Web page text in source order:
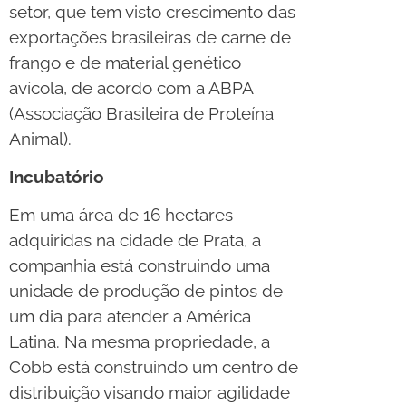
setor, que tem visto crescimento das
exportações brasileiras de carne de
frango e de material genético
avícola, de acordo com a ABPA
(Associação Brasileira de Proteína
Animal).
Incubatório
Em uma área de 16 hectares
adquiridas na cidade de Prata, a
companhia está construindo uma
unidade de produção de pintos de
um dia para atender a América
Latina. Na mesma propriedade, a
Cobb está construindo um centro de
distribuição visando maior agilidade